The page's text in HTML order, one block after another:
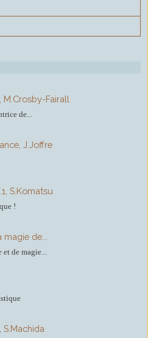
Fairall
de...
J.Joffre
S.Komatsu
!
de...
et de magie...